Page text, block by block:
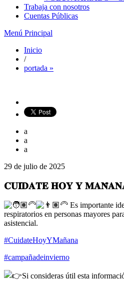
Trabaja con nosotros
Cuentas Públicas
Menú Principal
Inicio
/
portada »
a
a
a
29 de julio de 2025
𝐂𝐔𝐈́𝐃𝐀𝐓𝐄 𝐇𝐎𝐘 𝐘
Es importante
respiratorios en personas mayores
asistencial.
#CuidateHoyYMañana
#campañadeinvierno
Si consideras útil esta